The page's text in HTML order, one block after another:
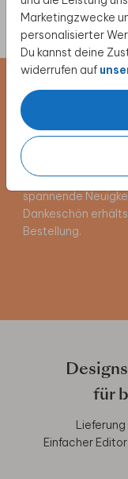
Marketingzwecke
personalisierter
Du kannst deine
widerrufen auf
Newsletter
Rabatt
Melde dich für
exklusive
spannende
Dankeschön
Bestellung.
für
Lieferung
Einfacher Editor